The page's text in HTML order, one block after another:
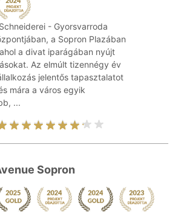
- Gyorsvarroda
a Sopron Plazában
a divat iparágában nyújt
Az elmúlt tizennégy év
jelentős tapasztalatot
mára a város egyik
...
Sopron